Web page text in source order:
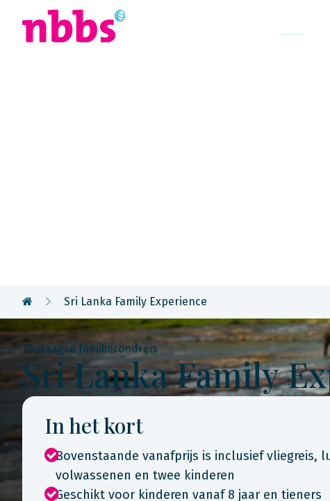
Sri Lanka Family Experience
18-daagse familierondreis
Sri Lanka Family
In het kort
Bovenstaande vanafprijs is inclusief vliegreis,
volwassenen en twee kinderen
Geschikt voor kinderen vanaf 8 jaar en tieners